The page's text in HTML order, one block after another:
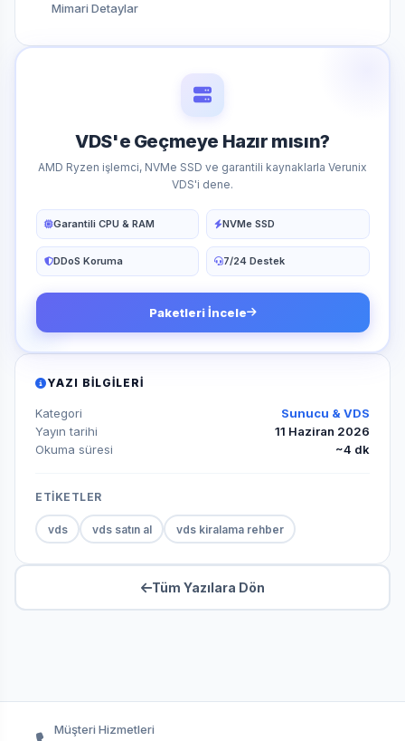
Mimari Detaylar
VDS'e Geçmeye Hazır mısın?
AMD Ryzen işlemci, NVMe SSD ve garantili kaynaklarla Verunix
VDS'i dene.
Garantili CPU & RAM NVMe SSD
DDoS Koruma 7/24 Destek
Paketleri İncele
YAZI BILGILERI
Kategori
Sunucu & VDS
Yayın tarihi
11 Haziran 2026
Okuma süresi
~4 dk
ETİKETLER
vds vds satın al vds kiralama rehber
Tüm Yazılara Dön
Müşteri Hizmetleri